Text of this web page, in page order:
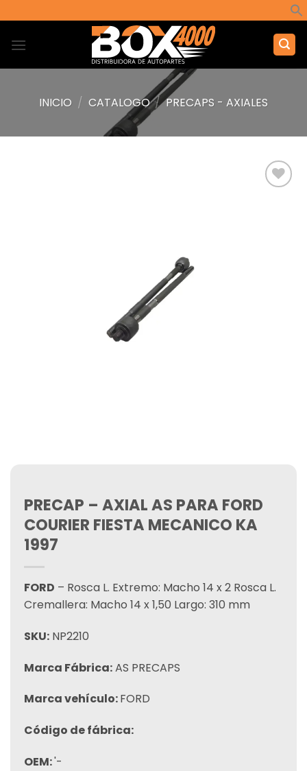
al
contenido
INICIO / CATALOGO / PRECAPS - AXIALES
PRECAP – AXIAL AS PARA FORD
COURIER FIESTA MECANICO KA
1997
FORD – Rosca L. Extremo: Macho 14 x 2 Rosca L.
Cremallera: Macho 14 x 1,50 Largo: 310 mm
SKU: NP2210
Marca Fábrica:AS PRECAPS
Marca vehículo:FORD
Código de fábrica:
OEM:'-